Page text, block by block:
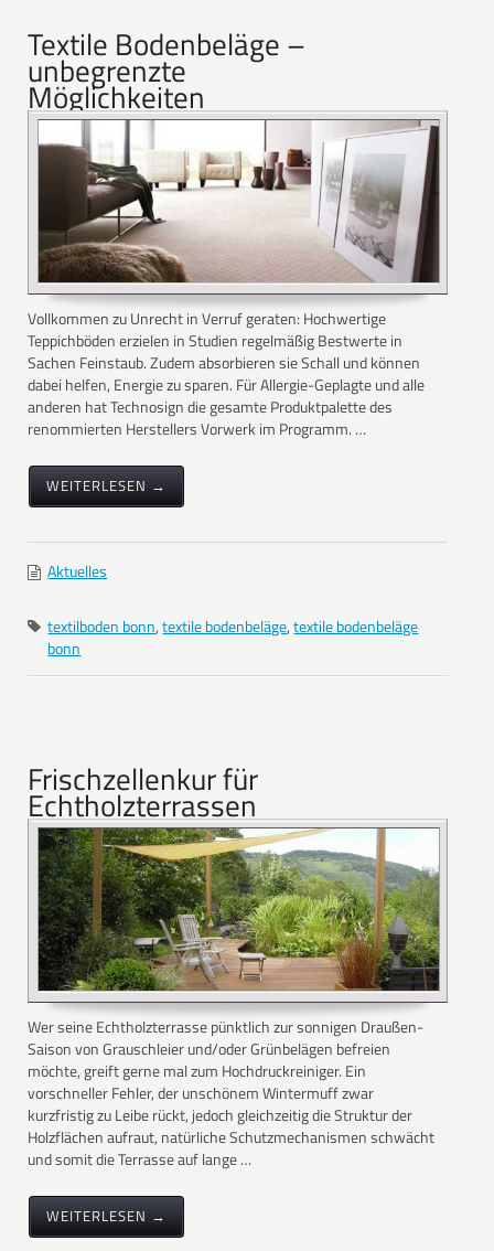
Textile Bodenbeläge –
unbegrenzte
Möglichkeiten
Vollkommen zu Unrecht in Verruf geraten: Hochwertige
Teppichböden erzielen in Studien regelmäßig Bestwerte in
Sachen Feinstaub. Zudem absorbieren sie Schall und können
dabei helfen, Energie zu sparen. Für Allergie-Geplagte und alle
anderen hat Technosign die gesamte Produktpalette des
renommierten Herstellers Vorwerk im Programm. …
WEITERLESEN →
Aktuelles
textilboden bonn,textile bodenbeläge,textile bodenbeläge
bonn
Frischzellenkur für
Echtholzterrassen
Wer seine Echtholzterrasse pünktlich zur sonnigen Draußen-
Saison von Grauschleier und/oder Grünbelägen befreien
möchte, greift gerne mal zum Hochdruckreiniger. Ein
vorschneller Fehler, der unschönem Wintermuff zwar
kurzfristig zu Leibe rückt, jedoch gleichzeitig die Struktur der
Holzflächen aufraut, natürliche Schutzmechanismen schwächt
und somit die Terrasse auf lange …
WEITERLESEN →